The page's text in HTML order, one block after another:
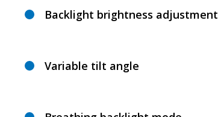
Backlight brightness adjustment
Variable tilt angle